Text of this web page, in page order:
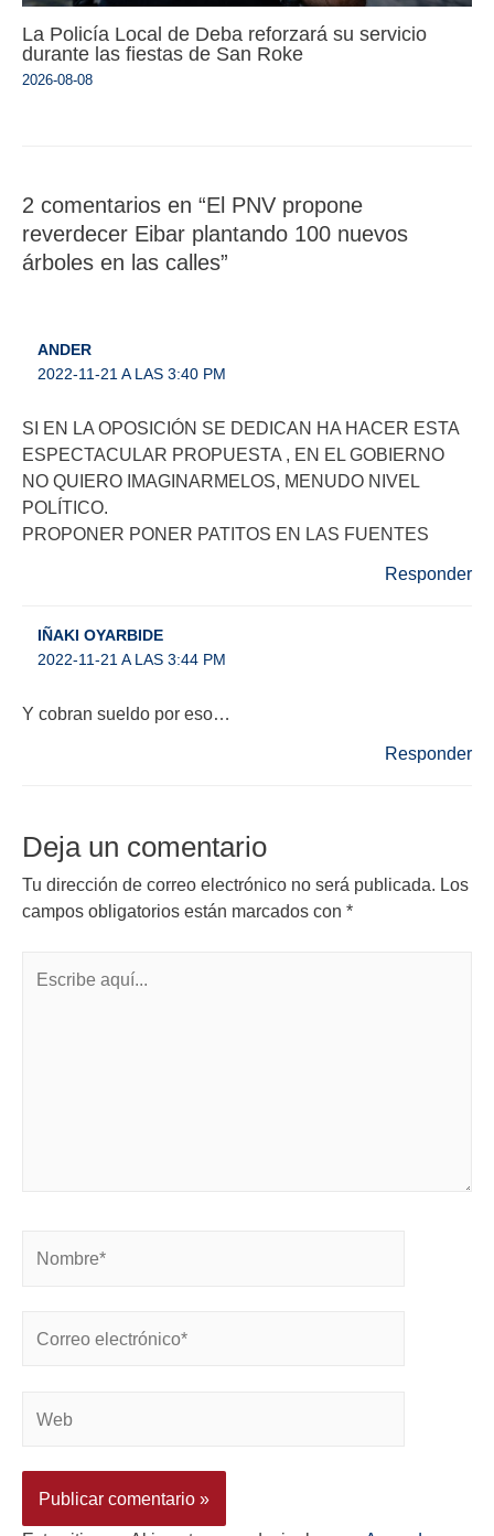
La Policía Local de Deba reforzará su servicio
durante las fiestas de San Roke
2026-08-08
2 comentarios en “El PNV propone
reverdecer Eibar plantando 100 nuevos
árboles en las calles”
ANDER
2022-11-21 A LAS 3:40 PM
SI EN LA OPOSICIÓN SE DEDICAN HA HACER ESTA
ESPECTACULAR PROPUESTA , EN EL GOBIERNO
NO QUIERO IMAGINARMELOS, MENUDO NIVEL
POLÍTICO.
PROPONER PONER PATITOS EN LAS FUENTES
Responder
IÑAKI OYARBIDE
2022-11-21 A LAS 3:44 PM
Y cobran sueldo por eso…
Responder
Deja un comentario
Tu dirección de correo electrónico no será publicada. Los
campos obligatorios están marcados con *